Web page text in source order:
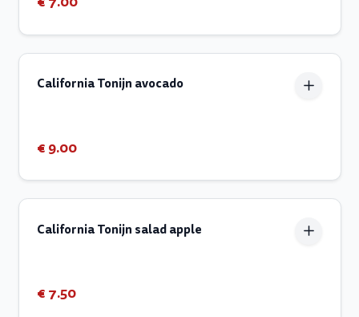
California Tonijn avocado
€ 9.00
California Tonijn salad apple
€ 7.50